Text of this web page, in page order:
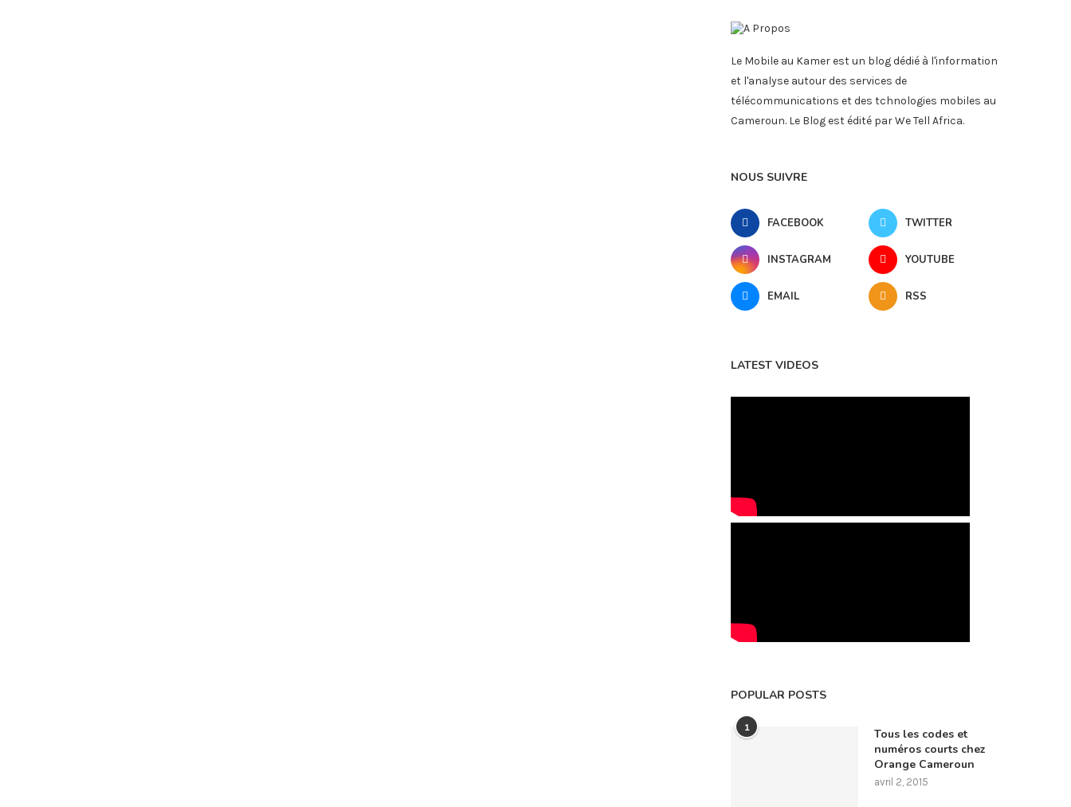
Le Mobile au Kamer est un blog dédié à l'information
et l'analyse autour des services de
télécommunications et des tchnologies mobiles au
Cameroun. Le Blog est édité par We Tell Africa.
NOUS SUIVRE
FACEBOOK TWITTER
INSTAGRAM YOUTUBE
EMAIL RSS
LATEST VIDEOS
POPULAR POSTS
1
Tous les codes et
numéros courts chez
Orange Cameroun
avril 2, 2015